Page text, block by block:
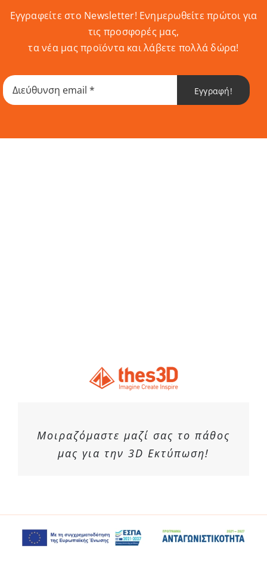
Εγγραφείτε στο Newsletter! Eνημερωθείτε πρώτοι για
τις προσφορές μας,
τα νέα μας προϊόντα και λάβετε πολλά δώρα!
Εγγραφή!
Μοιραζόμαστε μαζί σας το πάθος
μας για την 3D Εκτύπωση!